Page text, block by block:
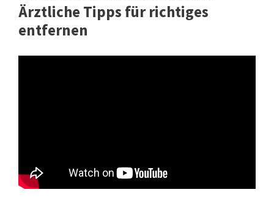
Ärztliche Tipps für richtiges
entfernen